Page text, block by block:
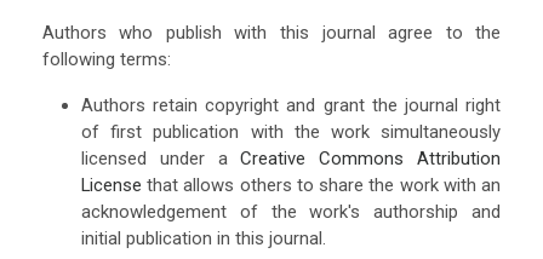
Authors who publish with this journal agree to the
following terms:
Authors retain copyright and grant the journal right
of first publication with the work simultaneously
licensed under aCreative Commons Attribution
License that allows others to share the work with an
acknowledgement of the work's authorship and
initial publication in this journal.